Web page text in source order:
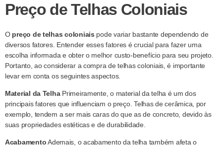
Preço de Telhas Coloniais
O preço de telhas coloniais pode variar bastante dependendo de
diversos fatores. Entender esses fatores é crucial para fazer uma
escolha informada e obter o melhor custo-benefício para seu projeto.
Portanto, ao considerar a compra de telhas coloniais, é importante
levar em conta os seguintes aspectos.
Material da TelhaPrimeiramente, o material da telha é um dos
principais fatores que influenciam o preço. Telhas de cerâmica, por
exemplo, tendem a ser mais caras do que as de concreto, devido às
suas propriedades estéticas e de durabilidade.
AcabamentoAdemais, o acabamento da telha também afeta o